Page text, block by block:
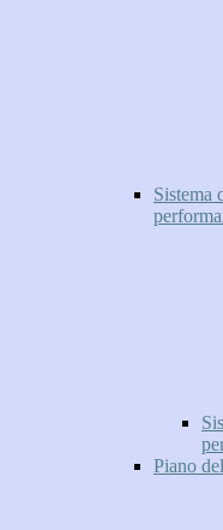
Sistema
Piano